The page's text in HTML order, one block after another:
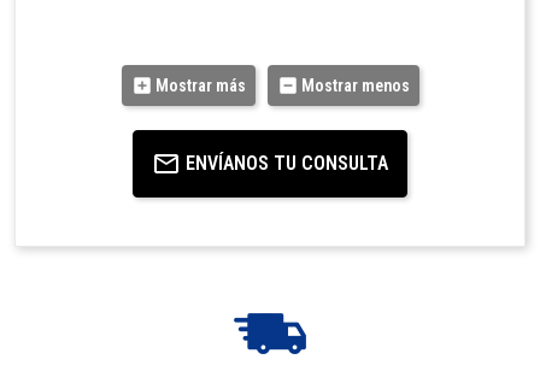
Mostrar más Mostrar menos
ENVÍANOS TU CONSULTA